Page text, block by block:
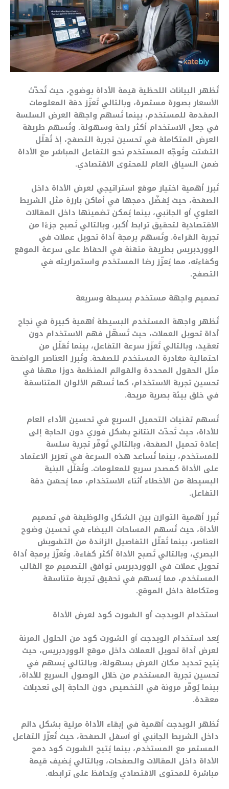
تُظهر البيانات اللحظية قيمة الأداة بوضوح، حيث تُحدّث
الأسعار بصورة مستمرة، وبالتالي تُعزّز دقة المعلومات
المقدمة للمستخدم، بينما تُسهم واجهة العرض السلسة
في جعل الاستخدام أكثر راحة وسهولة. وتُسهم طريقة
العرض المتكاملة في تحسين تجربة التصفح، إذ تُقلّل
التشتت وتُوجّه المستخدم نحو التفاعل المباشر مع الأداة
ضمن السياق العام للمحتوى الاقتصادي.
تُبرز أهمية اختيار موقع استراتيجي لعرض الأداة داخل
الصفحة، حيث يُفضّل دمجها في أماكن بارزة مثل الشريط
العلوي أو الجانبي، بينما يُمكن تضمينها داخل المقالات
الاقتصادية لتحقيق ترابط أكبر، وبالتالي تُصبح جزءًا من
تجربة القراءة. وتُسهم برمجة أداة تحويل عملات في
الووردبريس بطريقة متقنة في الحفاظ على سرعة الموقع
وكفاءته، مما يُعزّز رضا المستخدم واستمراريته في
التصفح.
تصميم واجهة مستخدم بسيطة وسريعة
تُظهر واجهة المستخدم البسيطة أهمية كبيرة في نجاح
أداة تحويل العملات، حيث تُسهّل فهم الاستخدام دون
تعقيد، وبالتالي تُعزّز سرعة التفاعل، بينما تُقلّل من
احتمالية مغادرة المستخدم للصفحة. وتُبرز العناصر الواضحة
مثل الحقول المحددة والقوائم المنظمة دورًا مهمًا في
تحسين تجربة الاستخدام، كما تُسهم الألوان المتناسقة
في خلق بيئة بصرية مريحة.
تُسهم تقنيات التحميل السريع في تحسين الأداء العام
للأداة، حيث تُحدّث النتائج بشكل فوري دون الحاجة إلى
إعادة تحميل الصفحة، وبالتالي تُوفّر تجربة سلسة
للمستخدم، بينما تُساعد هذه السرعة في تعزيز الاعتماد
على الأداة كمصدر سريع للمعلومات. وتُقلّل البنية
البسيطة من الأخطاء أثناء الاستخدام، مما يُحسّن دقة
التفاعل.
تُبرز أهمية التوازن بين الشكل والوظيفة في تصميم
الأداة، حيث تُسهم المساحات البيضاء في تحسين وضوح
العناصر، بينما تُقلّل التفاصيل الزائدة من التشويش
البصري، وبالتالي تُصبح الأداة أكثر كفاءة. وتُعزّز برمجة أداة
تحويل عملات في الووردبريس توافق التصميم مع القالب
المستخدم، مما يُسهم في تحقيق تجربة متناسقة
ومتكاملة داخل الموقع.
استخدام الويدجت أو الشورت كود لعرض الأداة
يُعد استخدام الويدجت أو الشورت كود من الحلول المرنة
لعرض أداة تحويل العملات داخل موقع الووردبريس، حيث
يُتيح تحديد مكان العرض بسهولة، وبالتالي يُسهم في
تحسين تجربة المستخدم من خلال الوصول السريع للأداة،
بينما يُوفّر مرونة في التخصيص دون الحاجة إلى تعديلات
معقدة.
تُظهر الويدجت أهمية في إبقاء الأداة مرئية بشكل دائم
داخل الشريط الجانبي أو أسفل الصفحة، حيث تُعزّز التفاعل
المستمر مع المستخدم، بينما يُتيح الشورت كود دمج
الأداة داخل المقالات والصفحات، وبالتالي يُضيف قيمة
مباشرة للمحتوى الاقتصادي ويُحافظ على ترابطه.